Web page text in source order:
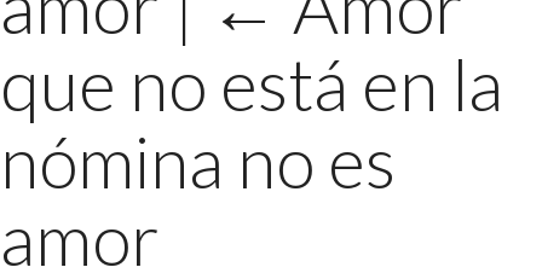
que no está en la
nómina no es
amor